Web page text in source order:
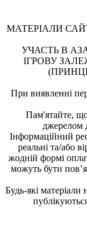
МАТЕРІАЛИ
УЧАСТЬ В
ІГРОВУ
При виявленні
Пам'ятайте,
джерелом
Інформаційний
реальні та/або
жодній формі
можуть бути
Будь-які